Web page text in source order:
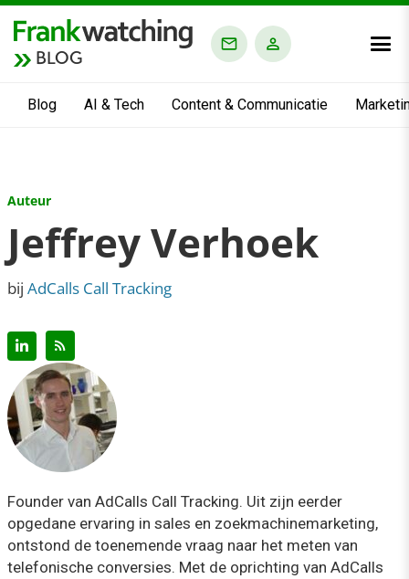
BLOG
Blog AI & Tech Content & Communicatie
Auteur
Jeffrey Verhoek
bij AdCalls Call Tracking
Founder van AdCalls Call Tracking. Uit zijn eerder
opgedane ervaring in sales en zoekmachinemarketing,
ontstond de toenemende vraag naar het meten van
telefonische conversies. Met de oprichting van AdCalls